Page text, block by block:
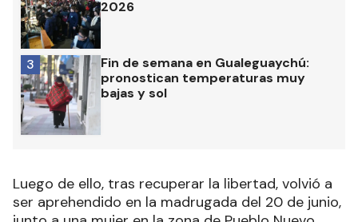
2026
Fin de semana en Gualeguaychú:
pronostican temperaturas muy
bajas y sol
3
Luego de ello, tras recuperar la libertad, volvió a
ser aprehendido en la madrugada del 20 de junio,